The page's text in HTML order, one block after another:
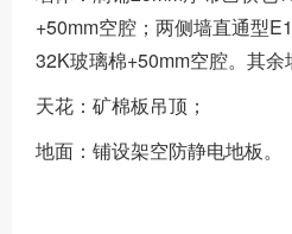
+50mm空腔；两侧墙直通型
32K玻璃棉+50mm空腔。其余
天花：矿棉板吊顶；
地面：铺设架空防静电地板。